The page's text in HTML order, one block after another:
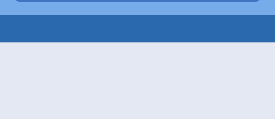
Folgen Sie wetter.com auf